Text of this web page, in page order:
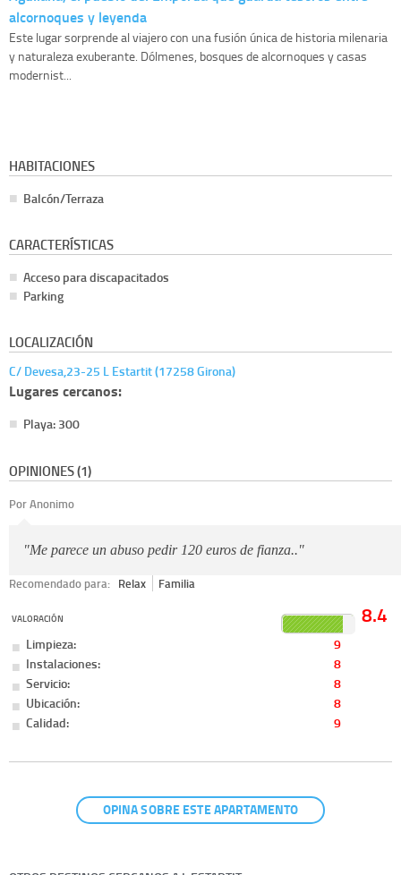
alcornoques y leyenda
Este lugar sorprende al viajero con una fusión única de historia milenaria
y naturaleza exuberante. Dólmenes, bosques de alcornoques y casas
modernist...
HABITACIONES
Balcón/Terraza
CARACTERÍSTICAS
Acceso para discapacitados
Parking
LOCALIZACIÓN
C/ Devesa,23-25 L Estartit (17258 Girona)
Lugares cercanos:
Playa: 300
OPINIONES (1)
Por Anonimo
"Me parece un abuso pedir 120 euros de fianza.."
Recomendado para: Relax Familia
VALORACIÓN 8.4
Limpieza:
9
Instalaciones:
8
Servicio:
8
Ubicación:
8
Calidad:
9
OPINA SOBRE ESTE APARTAMENTO